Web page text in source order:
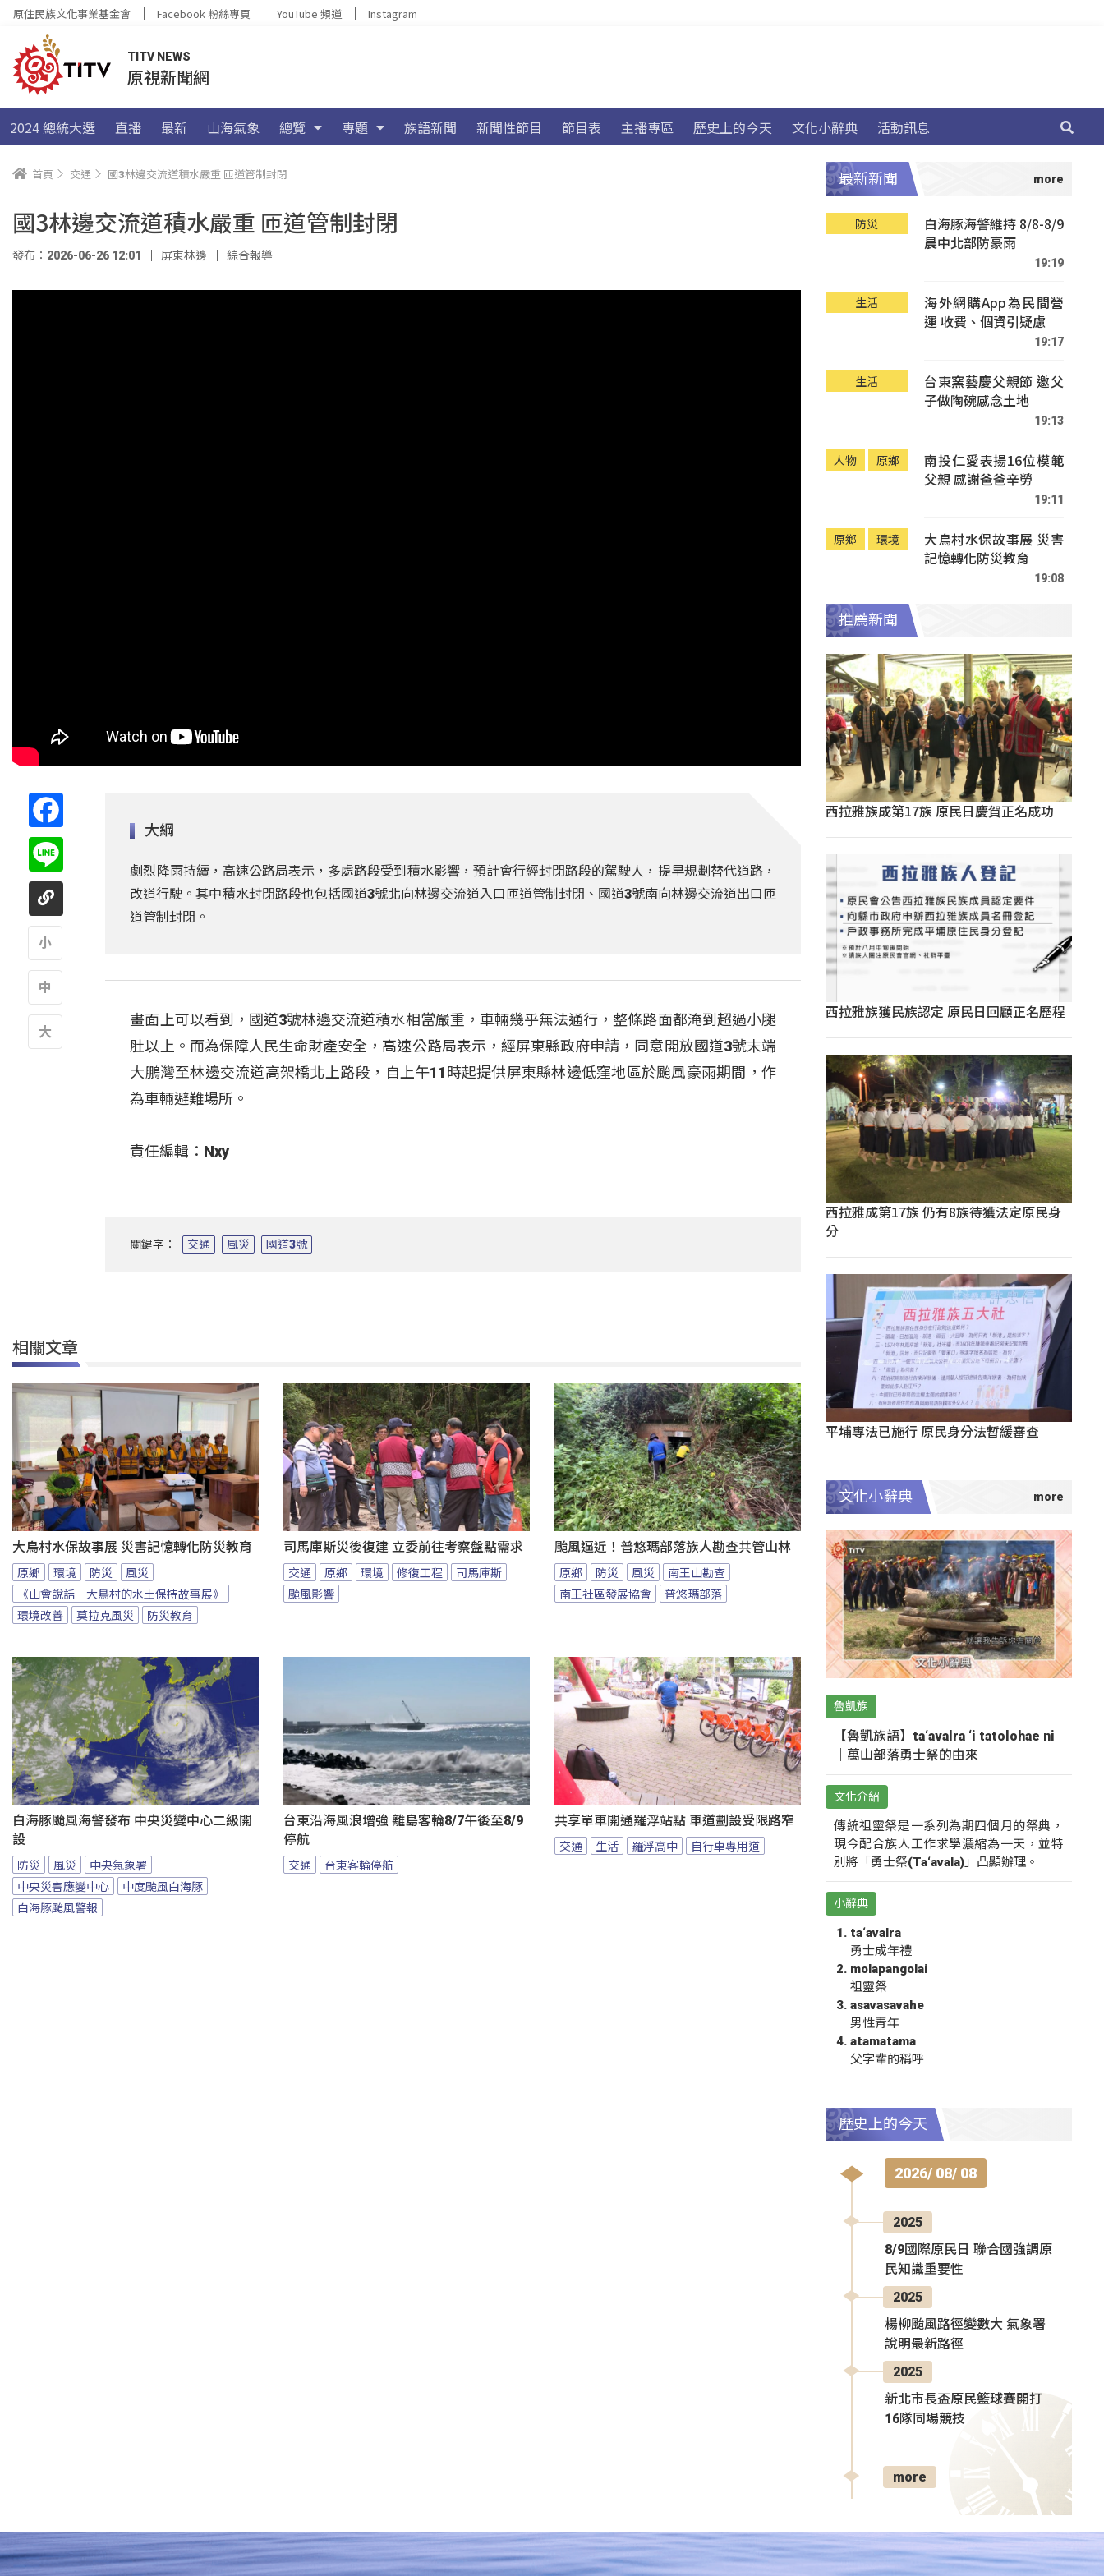
原住民族文化事業基金會 Facebook 粉絲專頁 YouTube 頻道 Instagram
TITV NEWS
原視新聞網
2024 總統大選 直播 最新 山海氣象 總覽 專題 族語新聞 新聞性節目 節目表 主播專區 歷史上的今天 文化小辭典 活動訊息
首頁 交通 國3林邊交流道積水嚴重 匝道管制封閉
國3林邊交流道積水嚴重 匝道管制封閉
發布：2026-06-26 12:01 屏東林邊 綜合報導
大綱
劇烈降雨持續，高速公路局表示，多處路段受到積水影響，預計會行經封閉路段的駕駛人，提早規劃替代道路，
改道行駛。其中積水封閉路段也包括國道3號北向林邊交流道入口匝道管制封閉、國道3號南向林邊交流道出口匝
道管制封閉。
畫面上可以看到，國道3號林邊交流道積水相當嚴重，車輛幾乎無法通行，整條路面都淹到超過小腿
肚以上。而為保障人民生命財產安全，高速公路局表示，經屏東縣政府申請，同意開放國道3號末端
大鵬灣至林邊交流道高架橋北上路段，自上午11時起提供屏東縣林邊低窪地區於颱風豪雨期間，作
為車輛避難場所。
責任編輯：Nxy
關鍵字： 交通 風災 國道3號
相關文章
大鳥村水保故事展 災害記憶轉化防災教育
原鄉 環境 防災
風災
《山會說話－大鳥村的水土保持故事展》
環境改善
莫拉克風災 防災教育
司馬庫斯災後復建 立委前往考察盤點需求
交通 原鄉 環境 修復工程
司馬庫斯
颱風影響
颱風逼近！普悠瑪部落族人勘查共管山林
原鄉 防災 風災
南王山勘查
南王社區發展協會
普悠瑪部落
白海豚颱風海警發布 中央災變中心二級開
設
防災 風災
中央氣象署
中央災害應變中心
中度颱風白海豚
白海豚颱風警報
台東沿海風浪增強 離島客輪8/7午後至8/9
停航
交通 台東客輪停航
共享單車開通羅浮站點 車道劃設受限路窄
交通 生活 羅浮高中 自行車專用道
最新新聞
防災
白海豚海警維持 8/8-8/9
晨中北部防豪雨
19:19
生活
海外網購App為民間營
運 收費、個資引疑慮
19:17
生活
台東窯藝慶父親節 邀父
子做陶碗感念土地
19:13
人物 原鄉
南投仁愛表揚16位模範
父親 感謝爸爸辛勞
19:11
原鄉 環境
大鳥村水保故事展 災害
記憶轉化防災教育
19:08
推薦新聞
西拉雅族成第17族 原民日慶賀正名成功
西拉雅族獲民族認定 原民日回顧正名歷程
西拉雅成第17族 仍有8族待獲法定原民身
分
平埔專法已施行 原民身分法暫緩審查
文化小辭典
魯凱族
【魯凱族語】ta‘avalra ‘i tatolohae ni
｜萬山部落勇士祭的由來
文化介紹
傳統祖靈祭是一系列為期四個月的祭典，
現今配合族人工作求學濃縮為一天，並特
別將「勇士祭(Ta‘avala)」凸顯辦理。
小辭典
ta‘avalra
勇士成年禮
molapangolai
祖靈祭
asavasavahe
男性青年
atamatama
父字輩的稱呼
歷史上的今天
2026/ 08/ 08
2025
8/9國際原民日 聯合國強調原
民知識重要性
2025
楊柳颱風路徑變數大 氣象署
說明最新路徑
2025
新北市長盃原民籃球賽開打
16隊同場競技
more